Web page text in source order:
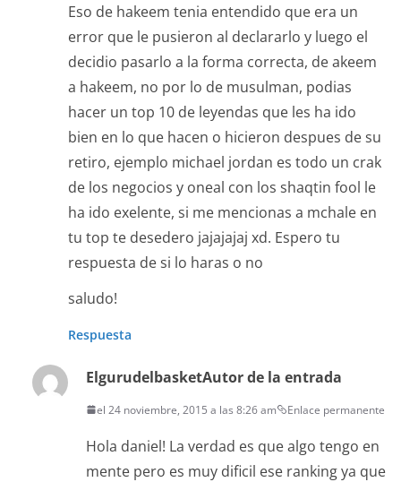
Eso de hakeem tenia entendido que era un
error que le pusieron al declararlo y luego el
decidio pasarlo a la forma correcta, de akeem
a hakeem, no por lo de musulman, podias
hacer un top 10 de leyendas que les ha ido
bien en lo que hacen o hicieron despues de su
retiro, ejemplo michael jordan es todo un crak
de los negocios y oneal con los shaqtin fool le
ha ido exelente, si me mencionas a mchale en
tu top te desedero jajajajaj xd. Espero tu
respuesta de si lo haras o no
saludo!
Respuesta
ElgurudelbasketAutor de la entrada
el 24 noviembre, 2015 a las 8:26 am Enlace permanente
Hola daniel! La verdad es que algo tengo en
mente pero es muy dificil ese ranking ya que